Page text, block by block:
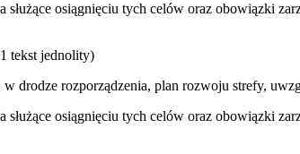
osiągnięciu tych celów oraz obowiązki
tekst jednolity)
drodze rozporządzenia, plan rozwoju strefy,
osiągnięciu tych celów oraz obowiązki